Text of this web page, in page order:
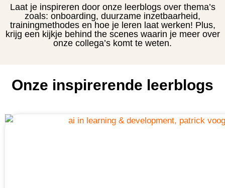
Laat je inspireren door onze leerblogs over thema’s
zoals: onboarding, duurzame inzetbaarheid,
trainingmethodes en hoe je leren laat werken! Plus,
krijg een kijkje behind the scenes waarin je meer over
onze collega’s komt te weten.
Onze inspirerende leerblogs